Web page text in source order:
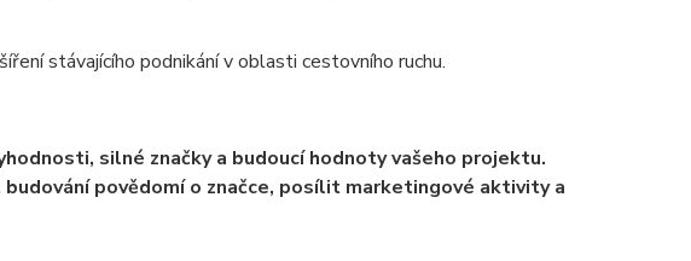
stávajícího podnikání v oblasti cestovního ruchu.
silné značky a budoucí hodnoty vašeho projektu.
povědomí o značce, posílit marketingové aktivity a